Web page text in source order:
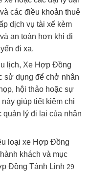
các điều khoản thuê
dịch vụ tài xế kèm
an toàn hơn khi di
đi xa.
lịch, Xe Hợp Đồng
sử dụng để chở nhân
hội thảo hoặc sự
giúp tiết kiệm chi
quản lý đi lại của nhân
loại xe Hợp Đồng
khách và mục
Đồng Tánh Linh 29